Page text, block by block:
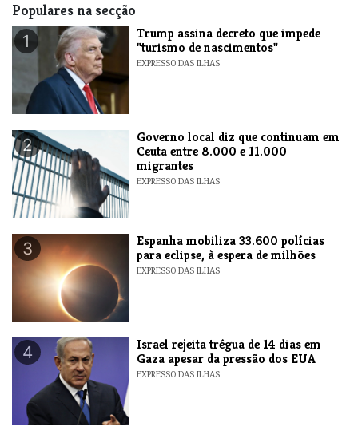
Populares na secção
1
Trump assina decreto que impede
"turismo de nascimentos"
EXPRESSO DAS ILHAS
2
​Governo local diz que continuam em
Ceuta entre 8.000 e 11.000
migrantes
EXPRESSO DAS ILHAS
3
Espanha mobiliza 33.600 polícias
para eclipse, à espera de milhões
EXPRESSO DAS ILHAS
4
​Israel rejeita trégua de 14 dias em
Gaza apesar da pressão dos EUA
EXPRESSO DAS ILHAS